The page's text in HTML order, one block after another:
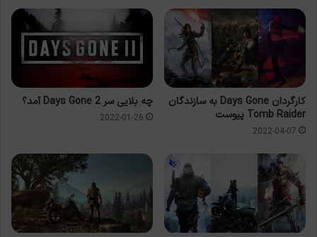
کارگردان Days Gone به سازندگان
Tomb Raider پیوست
2022-04-07
چه بلایی سر Days Gone 2 آمد؟
2022-01-26